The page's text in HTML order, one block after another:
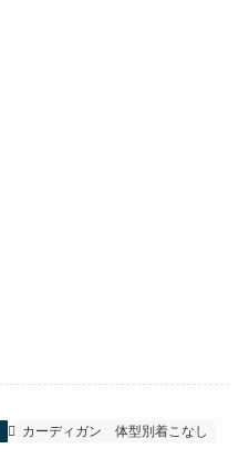
カーディガン 体型別着こなし